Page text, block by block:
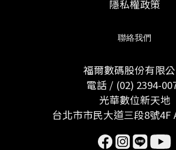
隱私權政策
聯絡我們
福爾數碼股份有限
電話 / (02) 2394-
光華數位新天地
台北市市民大道三段8號4F